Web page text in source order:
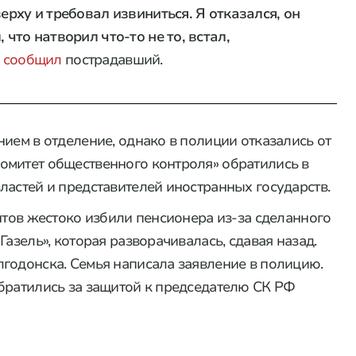
и требовал извиниться. Я отказался, он
натворил что-то не то, встал,
сообщил пострадавший.
в отделение, однако в полиции отказались от
общественного контроля» обратились в
и представителей иностранных государств.
жестоко избили пенсионера из-за сделанного
которая разворачивалась, сдавая назад.
Семья написала заявление в полицию.
за защитой к председателю СК РФ